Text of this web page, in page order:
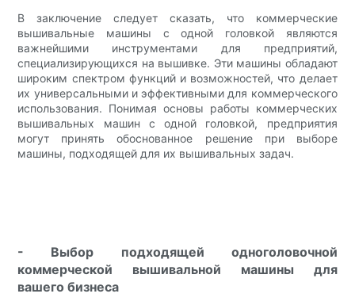
В заключение следует сказать, что коммерческие
вышивальные машины с одной головкой являются
важнейшими инструментами для предприятий,
специализирующихся на вышивке. Эти машины обладают
широким спектром функций и возможностей, что делает
их универсальными и эффективными для коммерческого
использования. Понимая основы работы коммерческих
вышивальных машин с одной головкой, предприятия
могут принять обоснованное решение при выборе
машины, подходящей для их вышивальных задач.
- Выбор подходящей одноголовочной
коммерческой вышивальной машины для
вашего бизнеса